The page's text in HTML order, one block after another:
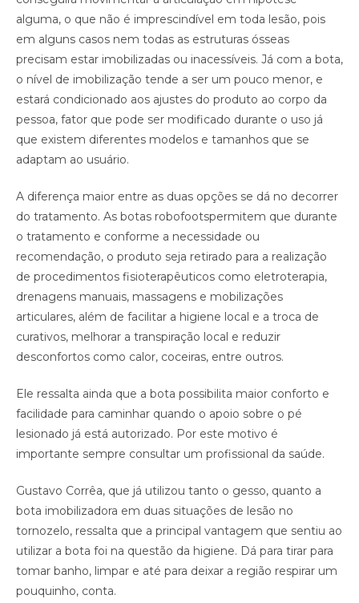
alguma, o que não é imprescindível em toda lesão, pois
em alguns casos nem todas as estruturas ósseas
precisam estar imobilizadas ou inacessíveis. Já com a bota,
o nível de imobilização tende a ser um pouco menor, e
estará condicionado aos ajustes do produto ao corpo da
pessoa, fator que pode ser modificado durante o uso já
que existem diferentes modelos e tamanhos que se
adaptam ao usuário.
A diferença maior entre as duas opções se dá no decorrer
do tratamento. As botas robofootspermitem que durante
o tratamento e conforme a necessidade ou
recomendação, o produto seja retirado para a realização
de procedimentos fisioterapêuticos como eletroterapia,
drenagens manuais, massagens e mobilizações
articulares, além de facilitar a higiene local e a troca de
curativos, melhorar a transpiração local e reduzir
desconfortos como calor, coceiras, entre outros.
Ele ressalta ainda que a bota possibilita maior conforto e
facilidade para caminhar quando o apoio sobre o pé
lesionado já está autorizado. Por este motivo é
importante sempre consultar um profissional da saúde.
Gustavo Corrêa, que já utilizou tanto o gesso, quanto a
bota imobilizadora em duas situações de lesão no
tornozelo, ressalta que a principal vantagem que sentiu ao
utilizar a bota foi na questão da higiene. Dá para tirar para
tomar banho, limpar e até para deixar a região respirar um
pouquinho, conta.